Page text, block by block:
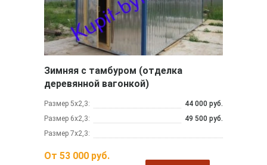
Зимняя с тамбуром (отделка
деревянной вагонкой)
Размер 5х2,3:
44 000 руб.
Размер 6х2,3:
49 500 руб.
Размер 7х2,3:
От 53 000 руб.